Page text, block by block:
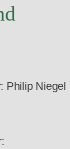
Philip Niegel